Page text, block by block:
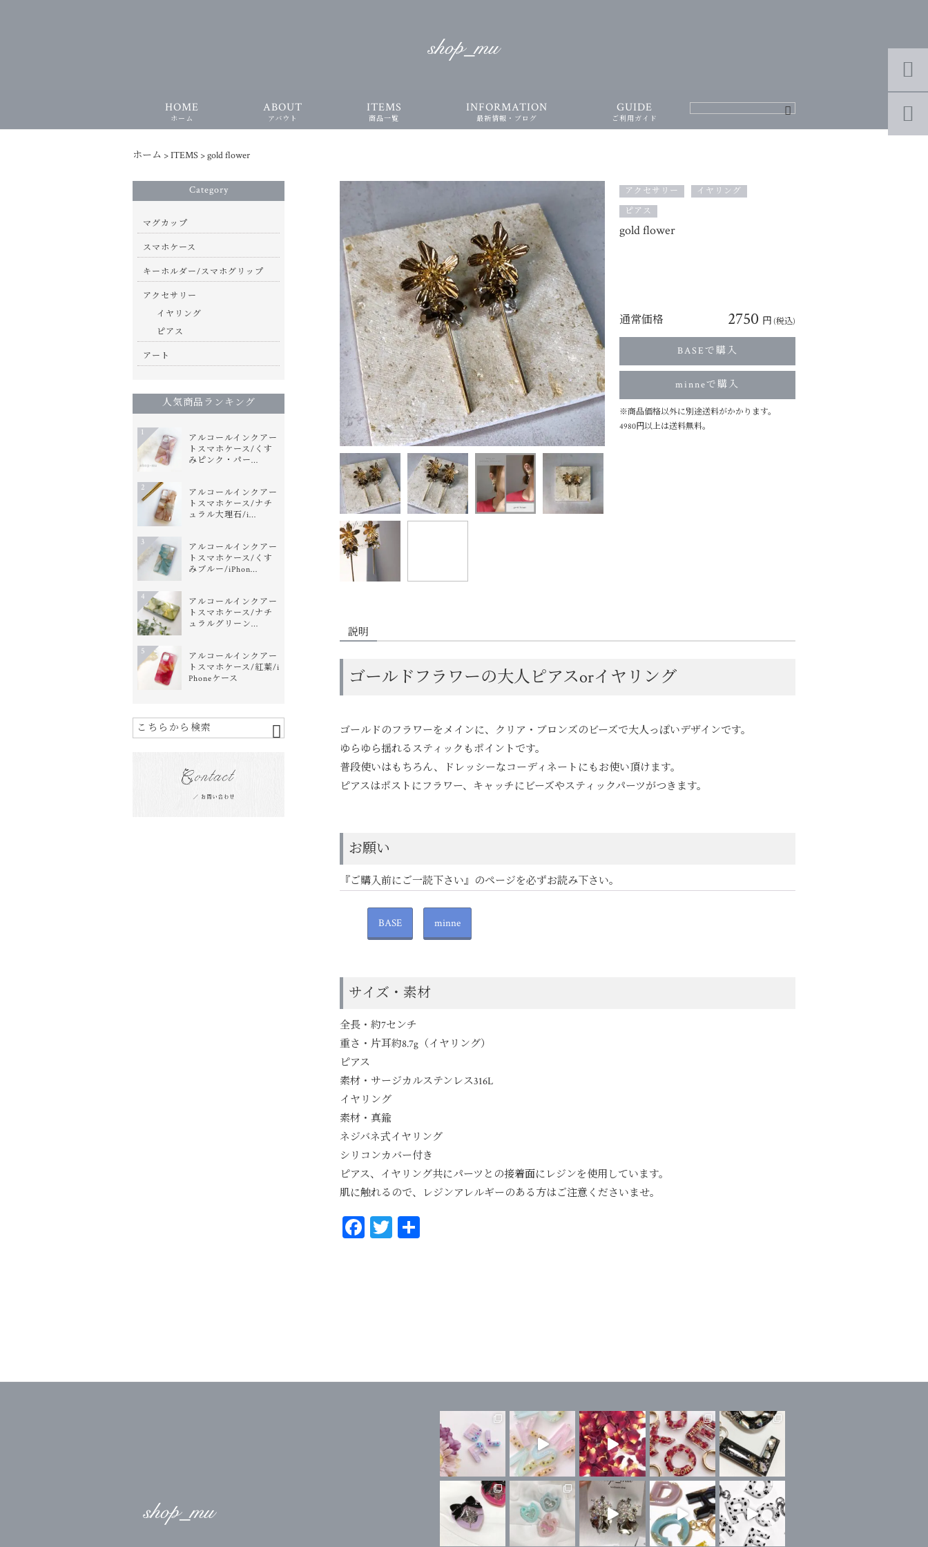
HOME
ホーム
ABOUT
アバウト
ITEMS
商品一覧
INFORMATION
最新情報・ブログ
GUIDE
ご利用ガイド
ホーム >ITEMS >gold flower
アクセサリー
イヤリング
ピアス
gold flower
通常価格 2750 円 (税込)
BASEで購入
minneで購入
※商品価格以外に別途送料がかかります。
4980円以上は送料無料。
説明
ゴールドフラワーの大人ピアスorイヤリング
ゴールドのフラワーをメインに、クリア・ブロンズのビーズで大人っぽいデザインです。
ゆらゆら揺れるスティックもポイントです。
普段使いはもちろん、ドレッシーなコーディネートにもお使い頂けます。
ピアスはポストにフラワー、キャッチにビーズやスティックパーツがつきます。
お願い
『ご購入前にご一読下さい』のページを必ずお読み下さい。
BASE minne
サイズ・素材
全長・約7センチ
重さ・片耳約8.7g（イヤリング）
ピアス
素材・サージカルステンレス316L
イヤリング
素材・真鍮
ネジバネ式イヤリング
シリコンカバー付き
ピアス、イヤリング共にパーツとの接着面にレジンを使用しています。
肌に触れるので、レジンアレルギーのある方はご注意くださいませ。
Fa T
Category
マグカップ
スマホケース
キーホルダー/スマホグリップ
アクセサリー
イヤリング
ピアス
アート
人気商品ランキング
アルコールインクアー
トスマホケース/くす
みピンク・パー…
1
アルコールインクアー
トスマホケース/ナチ
ュラル大理石/i…
2
アルコールインクアー
トスマホケース/くす
みブルー/iPhon…
3
アルコールインクアー
トスマホケース/ナチ
ュラルグリーン…
4
アルコールインクアー
トスマホケース/紅葉/i
Phoneケース
5

